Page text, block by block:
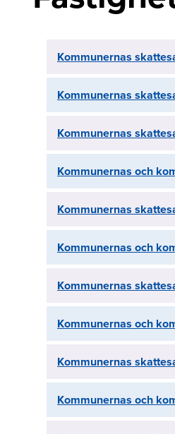
Kommunernas
Kommunernas
Kommunernas
Kommunernas och
Kommunernas
Kommunernas och
Kommunernas
Kommunernas och
Kommunernas
Kommunernas och